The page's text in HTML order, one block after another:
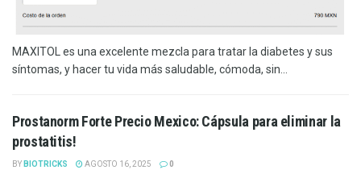
MAXITOL es una excelente mezcla para tratar la diabetes y sus
síntomas, y hacer tu vida más saludable, cómoda, sin...
Prostanorm Forte Precio Mexico: Cápsula para eliminar la
prostatitis!
BY BIOTRICKS AGOSTO 16, 2025 0